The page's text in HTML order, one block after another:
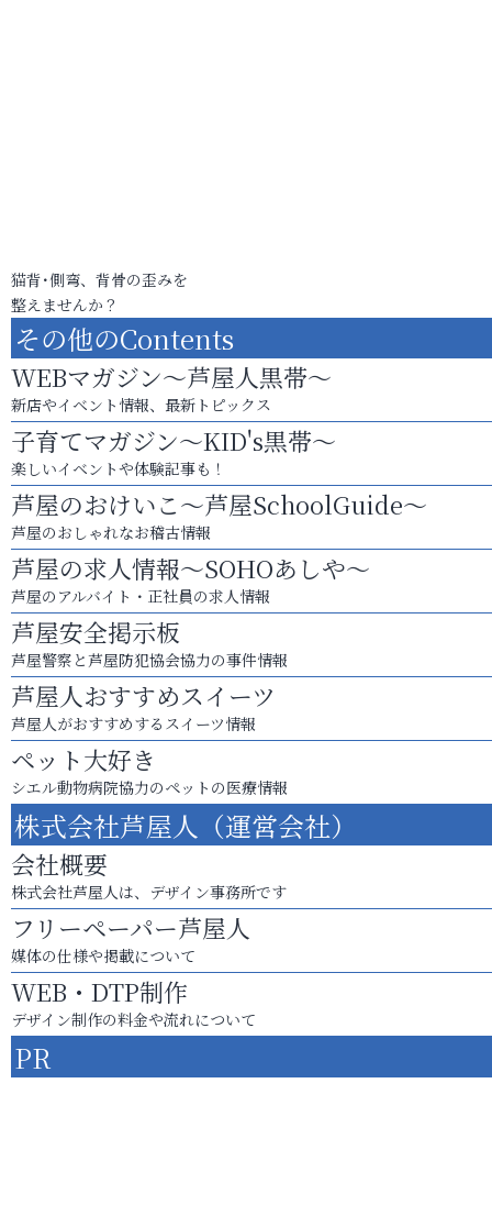
猫背･側弯、背骨の歪みを
整えませんか？
その他のContents
WEBマガジン～芦屋人黒帯～
新店やイベント情報、最新トピックス
子育てマガジン～KID's黒帯～
楽しいイベントや体験記事も！
芦屋のおけいこ～芦屋SchoolGuide～
芦屋のおしゃれなお稽古情報
芦屋の求人情報～SOHOあしや～
芦屋のアルバイト・正社員の求人情報
芦屋安全掲示板
芦屋警察と芦屋防犯協会協力の事件情報
芦屋人おすすめスイーツ
芦屋人がおすすめするスイーツ情報
ペット大好き
シエル動物病院協力のペットの医療情報
株式会社芦屋人（運営会社）
会社概要
株式会社芦屋人は、デザイン事務所です
フリーペーパー芦屋人
媒体の仕様や掲載について
WEB・DTP制作
デザイン制作の料金や流れについて
PR